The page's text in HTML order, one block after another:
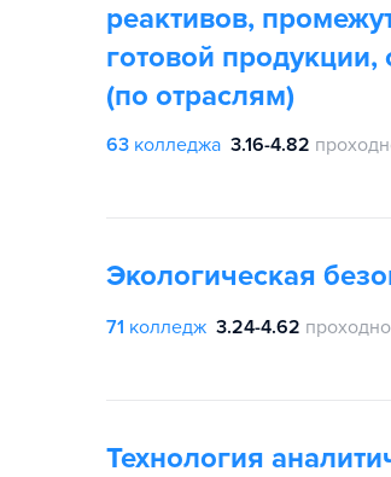
реактивов,
готовой продукции,
(по отраслям)
63 колледжа 3.16-4.82
Экологическая
71 колледж 3.24-4.62
Технология